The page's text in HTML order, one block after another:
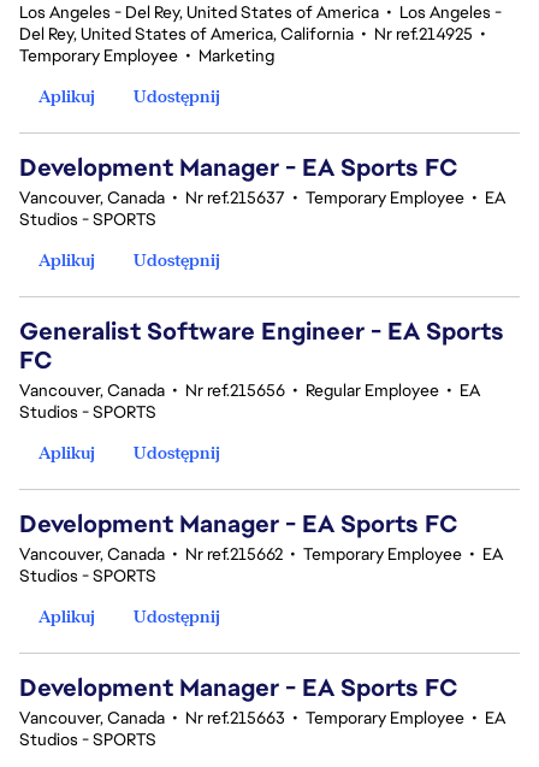
Los Angeles - Del Rey, United States of America • Los Angeles -
Del Rey, United States of America, California • Nr ref.214925 •
Temporary Employee • Marketing
Aplikuj
Udostępnij
Development Manager - EA Sports FC
Vancouver, Canada • Nr ref.215637 • Temporary Employee • EA
Studios - SPORTS
Aplikuj
Udostępnij
Generalist Software Engineer - EA Sports
FC
Vancouver, Canada • Nr ref.215656 • Regular Employee • EA
Studios - SPORTS
Aplikuj
Udostępnij
Development Manager - EA Sports FC
Vancouver, Canada • Nr ref.215662 • Temporary Employee • EA
Studios - SPORTS
Aplikuj
Udostępnij
Development Manager - EA Sports FC
Vancouver, Canada • Nr ref.215663 • Temporary Employee • EA
Studios - SPORTS